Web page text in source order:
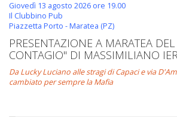
Giovedì 13 agosto 2026 ore 19.00
Il Clubbino Pub
Piazzetta Porto - Maratea (PZ)
PRESENTAZIONE A MARATEA
CONTAGIO" DI MASSIMILIANO
Da Lucky Luciano alle stragi di Capaci e via
cambiato per sempre la Mafia